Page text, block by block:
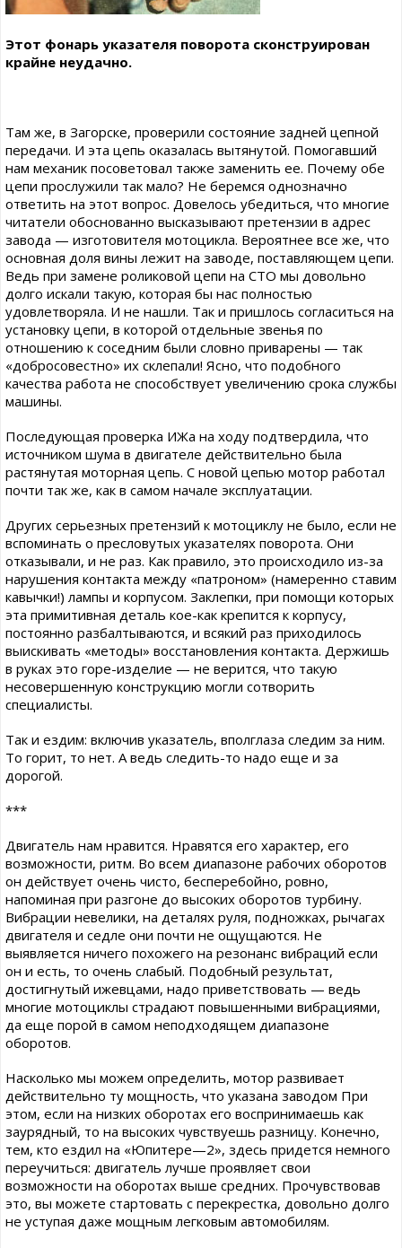
Этот фонарь указателя поворота сконструирован
крайне неудачно.
Там же, в Загорске, проверили состояние задней цепной
передачи. И эта цепь оказалась вытянутой. Помогавший
нам механик посоветовал также заменить ее. Почему обе
цепи прослужили так мало? Не беремся однозначно
ответить на этот вопрос. Довелось убедиться, что многие
читатели обоснованно высказывают претензии в адрес
завода — изготовителя мотоцикла. Вероятнее все же, что
основная доля вины лежит на заводе, поставляющем цепи.
Ведь при замене роликовой цепи на СТО мы довольно
долго искали такую, которая бы нас полностью
удовлетворяла. И не нашли. Так и пришлось согласиться на
установку цепи, в которой отдельные звенья по
отношению к соседним были словно приварены — так
«добросовестно» их склепали! Ясно, что подобного
качества работа не способствует увеличению срока службы
машины.
Последующая проверка ИЖа на ходу подтвердила, что
источником шума в двигателе действительно была
растянутая моторная цепь. С новой цепью мотор работал
почти так же, как в самом начале эксплуатации.
Других серьезных претензий к мотоциклу не было, если не
вспоминать о пресловутых указателях поворота. Они
отказывали, и не раз. Как правило, это происходило из-за
нарушения контакта между «патроном» (намеренно ставим
кавычки!) лампы и корпусом. Заклепки, при помощи которых
эта примитивная деталь кое-как крепится к корпусу,
постоянно разбалтываются, и всякий раз приходилось
выискивать «методы» восстановления контакта. Держишь
в руках это горе-изделие — не верится, что такую
несовершенную конструкцию могли сотворить
специалисты.
Так и ездим: включив указатель, вполглаза следим за ним.
То горит, то нет. А ведь следить-то надо еще и за
дорогой.
***
Двигатель нам нравится. Нравятся его характер, его
возможности, ритм. Во всем диапазоне рабочих оборотов
он действует очень чисто, бесперебойно, ровно,
напоминая при разгоне до высоких оборотов турбину.
Вибрации невелики, на деталях руля, подножках, рычагах
двигателя и седле они почти не ощущаются. Не
выявляется ничего похожего на резонанс вибраций если
он и есть, то очень слабый. Подобный результат,
достигнутый ижевцами, надо приветствовать — ведь
многие мотоциклы страдают повышенными вибрациями,
да еще порой в самом неподходящем диапазоне
оборотов.
Насколько мы можем определить, мотор развивает
действительно ту мощность, что указана заводом При
этом, если на низких оборотах его воспринимаешь как
заурядный, то на высоких чувствуешь разницу. Конечно,
тем, кто ездил на «Юпитере—2», здесь придется немного
переучиться: двигатель лучше проявляет свои
возможности на оборотах выше средних. Прочувствовав
это, вы можете стартовать с перекрестка, довольно долго
не уступая даже мощным легковым автомобилям.